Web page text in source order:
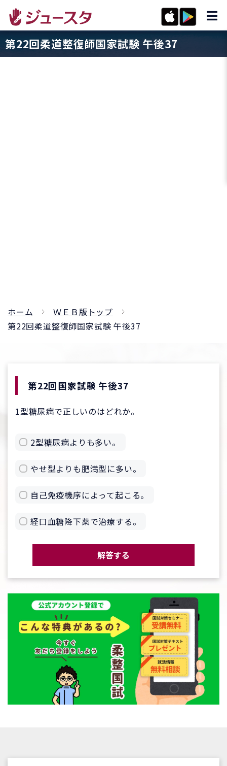
第22回柔道整復師国家試験 午後37
ホーム
ＷＥＢ版トップ
第22回柔道整復師国家試験 午後37
第22回国家試験 午後37
1型糖尿病で正しいのはどれか。
2型糖尿病よりも多い。
やせ型よりも肥満型に多い。
自己免疫機序によって起こる。
経口血糖降下薬で治療する。
解答する